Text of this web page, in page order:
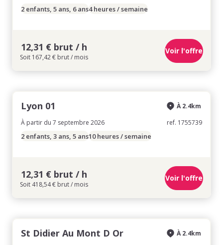
2 enfants, 5 ans, 6 ans4 heures / semaine
12,31 € brut / h
Soit 167,42 € brut / mois
Voir l'offre
Lyon 01
À partir du 7 septembre 2026
À 2.4km
ref. 1755739
2 enfants, 3 ans, 5 ans10 heures / semaine
12,31 € brut / h
Soit 418,54 € brut / mois
Voir l'offre
St Didier Au Mont D Or
À 2.4km